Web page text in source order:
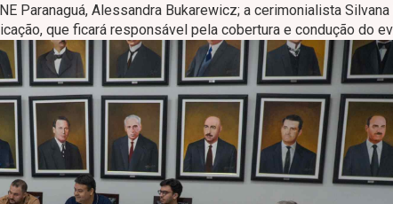
Paranaguá, Alessandra Bukarewicz; a cerimonialista Silvana
que ficará responsável pela cobertura e condução do